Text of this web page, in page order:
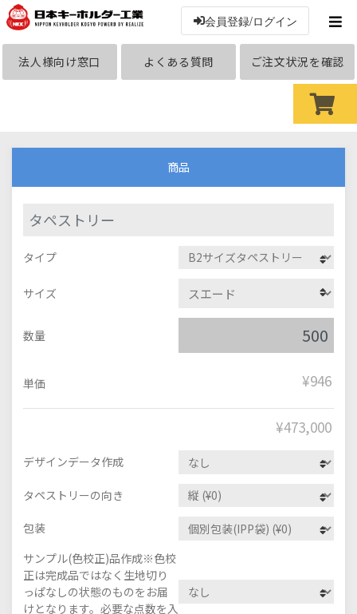
会員登録/ログイン
法人様向け窓口 よくある質問 ご注文状況を確認
商品
タペストリー
タイプ
サイズ
数量
単価 ¥946
¥473,000
デザインデータ作成
タペストリーの向き
包装
サンプル(色校正)品作成※色校
正は完成品ではなく生地切り
っぱなしの状態のものをお届
けとなります。必要な点数を入